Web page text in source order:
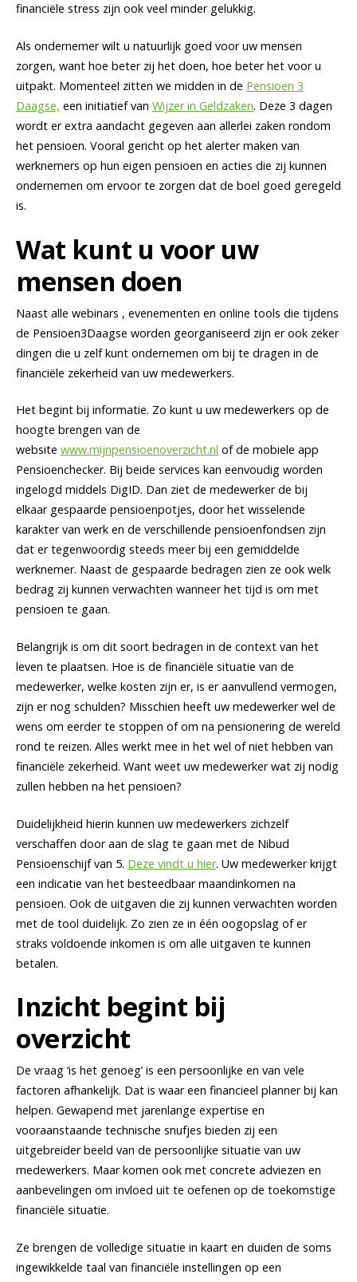
financiële stress zijn ook veel minder gelukkig.
Als ondernemer wilt u natuurlijk goed voor uw mensen
zorgen, want hoe beter zij het doen, hoe beter het voor u
uitpakt. Momenteel zitten we midden in de Pensioen 3
Daagse, een initiatief van Wijzer in Geldzaken. Deze 3 dagen
wordt er extra aandacht gegeven aan allerlei zaken rondom
het pensioen. Vooral gericht op het alerter maken van
werknemers op hun eigen pensioen en acties die zij kunnen
ondernemen om ervoor te zorgen dat de boel goed geregeld
is.
Wat kunt u voor uw
mensen doen
Naast alle webinars , evenementen en online tools die tijdens
de Pensioen3Daagse worden georganiseerd zijn er ook zeker
dingen die u zelf kunt ondernemen om bij te dragen in de
financiële zekerheid van uw medewerkers.
Het begint bij informatie. Zo kunt u uw medewerkers op de
hoogte brengen van de
website www.mijnpensioenoverzicht.nl of de mobiele app
Pensioenchecker. Bij beide services kan eenvoudig worden
ingelogd middels DigID. Dan ziet de medewerker de bij
elkaar gespaarde pensioenpotjes, door het wisselende
karakter van werk en de verschillende pensioenfondsen zijn
dat er tegenwoordig steeds meer bij een gemiddelde
werknemer. Naast de gespaarde bedragen zien ze ook welk
bedrag zij kunnen verwachten wanneer het tijd is om met
pensioen te gaan.
Belangrijk is om dit soort bedragen in de context van het
leven te plaatsen. Hoe is de financiële situatie van de
medewerker, welke kosten zijn er, is er aanvullend vermogen,
zijn er nog schulden? Misschien heeft uw medewerker wel de
wens om eerder te stoppen of om na pensionering de wereld
rond te reizen. Alles werkt mee in het wel of niet hebben van
financiële zekerheid. Want weet uw medewerker wat zij nodig
zullen hebben na het pensioen?
Duidelijkheid hierin kunnen uw medewerkers zichzelf
verschaffen door aan de slag te gaan met de Nibud
Pensioenschijf van 5. Deze vindt u hier. Uw medewerker krijgt
een indicatie van het besteedbaar maandinkomen na
pensioen. Ook de uitgaven die zij kunnen verwachten worden
met de tool duidelijk. Zo zien ze in één oogopslag of er
straks voldoende inkomen is om alle uitgaven te kunnen
betalen.
Inzicht begint bij
overzicht
De vraag ‘is het genoeg’ is een persoonlijke en van vele
factoren afhankelijk. Dat is waar een financieel planner bij kan
helpen. Gewapend met jarenlange expertise en
vooraanstaande technische snufjes bieden zij een
uitgebreider beeld van de persoonlijke situatie van uw
medewerkers. Maar komen ook met concrete adviezen en
aanbevelingen om invloed uit te oefenen op de toekomstige
financiële situatie.
Ze brengen de volledige situatie in kaart en duiden de soms
ingewikkelde taal van financiële instellingen op een